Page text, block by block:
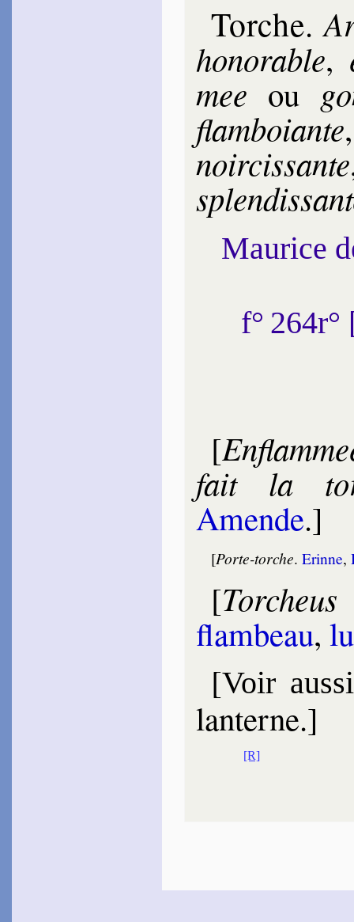
Torche.
ho­no­rable,
mee ou
flam­boiante
noir­cis­sante
Maurice
f°
[
fait la
Amende.]
[Porte-torche.Erinne,
[Torcheus
flam­beau,
[Voir aussi
lanterne.]
[R]